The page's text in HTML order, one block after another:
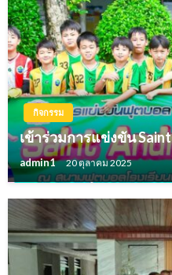
กิจกรรม
เข้าร่วมการแข่งขัน
admin1 20 ตุลาคม 2025